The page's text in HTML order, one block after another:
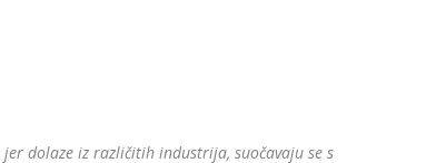
dolaze iz različitih industrija, suočavaju se s